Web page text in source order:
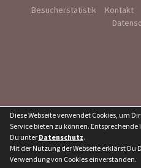
Besucherstatistik Kontakt
Diese Webseite verwendet Cookies, um
Service bieten zu können.
Du unter Datenschutz.
Mit der Nutzung der Webseite erklärst Du
Verwendung von Cookies einverstanden.